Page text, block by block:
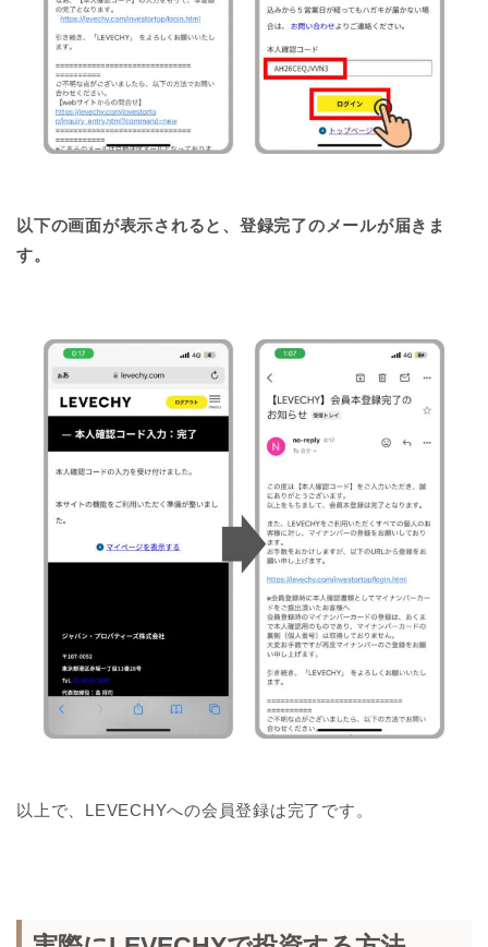
以下の画面が表示されると、登録完了のメールが届きま
す。
以上で、LEVECHYへの会員登録は完了です。